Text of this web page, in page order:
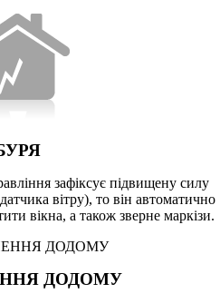
зафіксує підвищену силу
вітру), то він автоматично
вікна, а також зверне маркізи.
ДОДОМУ